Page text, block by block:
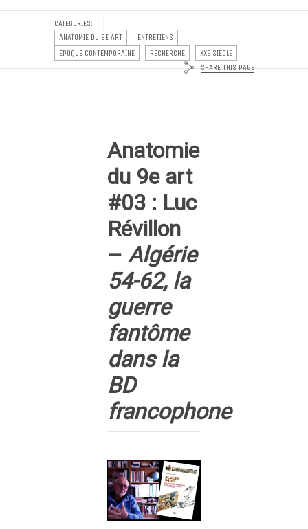
CATEGORIES:
ANATOMIE DU 9E ART
ENTRETIENS
ÉPOQUE CONTEMPORAINE
RECHERCHE
XXE SIÈCLE
SHARE THIS PAGE
Anatomie
du 9e art
#03 : Luc
Révillon
– Algérie
54-62, la
guerre
fantôme
dans la
BD
francophone